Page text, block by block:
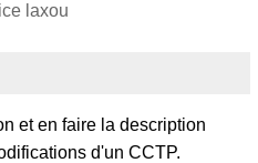
laxou
et en faire la description
d'un CCTP.